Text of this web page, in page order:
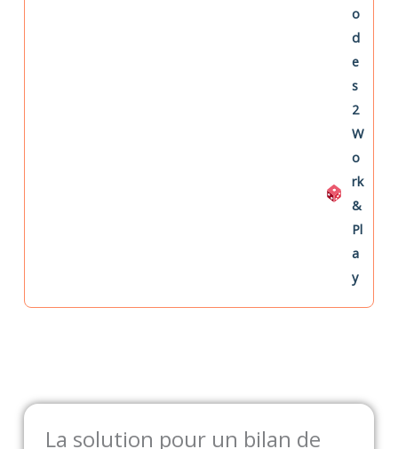
o
d
e
s
2
W
o
rk
&
Pl
a
y
La solution pour un bilan de